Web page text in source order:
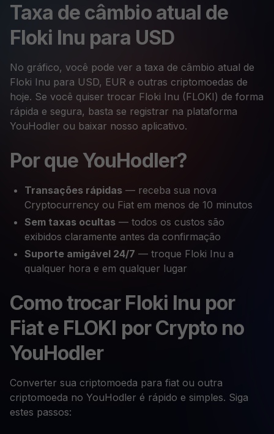
Taxa de câmbio atual de
Floki Inu para USD
No gráfico, você pode ver a taxa de câmbio atual de
Floki Inu para USD, EUR e outras criptomoedas de
hoje. Se você quiser trocar Floki Inu (FLOKI) de forma
rápida e segura, basta se registrar na plataforma
YouHodler ou baixar nosso aplicativo.
Por que YouHodler?
Transações rápidas — receba sua nova
Cryptocurrency ou Fiat em menos de 10 minutos
Sem taxas ocultas — todos os custos são
exibidos claramente antes da confirmação
Suporte amigável 24/7 — troque Floki Inu a
qualquer hora e em qualquer lugar
Como trocar Floki Inu por
Fiat e FLOKI por Crypto no
YouHodler
Converter sua criptomoeda para fiat ou outra
criptomoeda no YouHodler é rápido e simples. Siga
estes passos: